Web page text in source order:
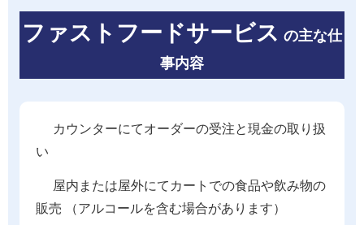
ファストフードサービス の主な仕
事内容
カウンターにてオーダーの受注と現金の取り扱
い
屋内または屋外にてカートでの食品や飲み物の
販売 （アルコールを含む場合があります）